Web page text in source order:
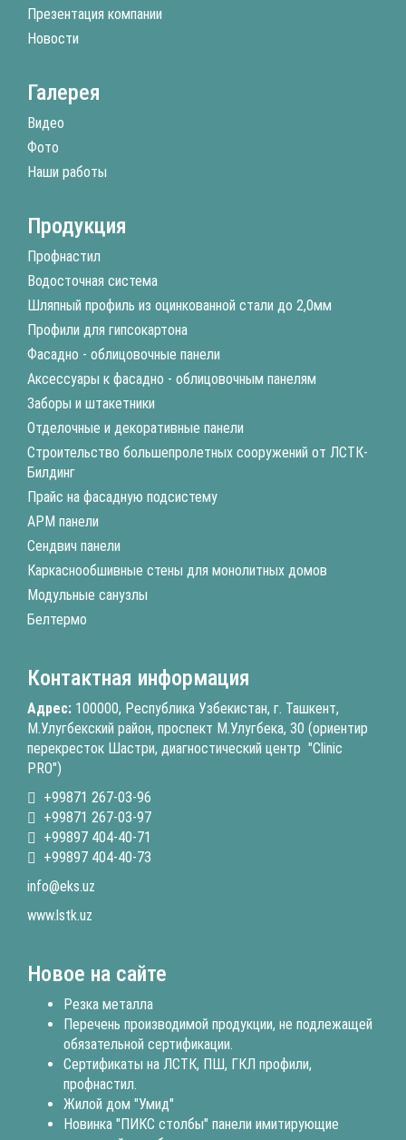
Презентация компании
Новости
Галерея
Видео
Фото
Наши работы
Продукция
Профнастил
Водосточная система
Шляпный профиль из оцинкованной стали до 2,0мм
Профили для гипсокартона
Фасадно - облицовочные панели
Аксессуары к фасадно - облицовочным панелям
Заборы и штакетники
Отделочные и декоративные панели
Строительство большепролетных сооружений от ЛСТК-
Билдинг
Прайс на фасадную подсистему
АРМ панели
Сендвич панели
Каркаснообшивные стены для монолитных домов
Модульные санузлы
Белтермо
Контактная информация
Адрес: 100000, Республика Узбекистан, г. Ташкент,
М.Улугбекский район, проспект М.Улугбека, 30 (ориентир
перекресток Шастри, диагностический центр "Clinic
PRO")
+99871 267-03-96
+99871 267-03-97
+99897 404-40-71
+99897 404-40-73
info@eks.uz
www.lstk.uz
Новое на сайте
Резка металла
Перечень производимой продукции, не подлежащей
обязательной сертификации.
Сертификаты на ЛСТК, ПШ, ГКЛ профили,
профнастил.
Жилой дом "Умид"
Новинка "ПИКС столбы" панели имитирующие